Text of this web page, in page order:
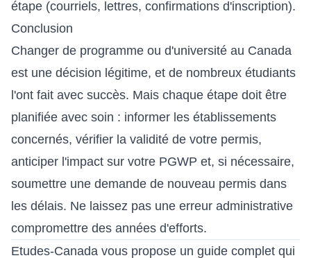
étape (courriels, lettres, confirmations d'inscription).
Conclusion
Changer de programme ou d'université au Canada
est une décision légitime, et de nombreux étudiants
l'ont fait avec succès. Mais chaque étape doit être
planifiée avec soin : informer les établissements
concernés, vérifier la validité de votre permis,
anticiper l'impact sur votre PGWP et, si nécessaire,
soumettre une demande de nouveau permis dans
les délais. Ne laissez pas une erreur administrative
compromettre des années d'efforts.
Etudes-Canada vous propose un guide complet qui